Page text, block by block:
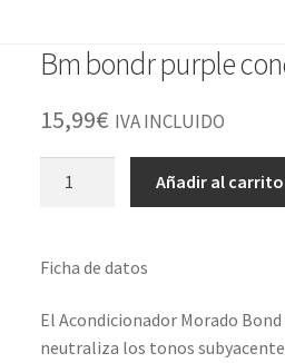
Bm bondr purple
15,99€ IVA INCLUIDO
250ml
Añadir al carrito
Ficha de datos
El Acondicionador Morado Bond
neutraliza los tonos